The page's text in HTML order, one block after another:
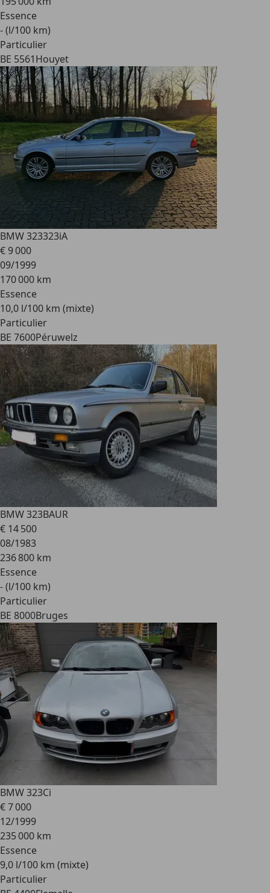
Essence
- (l/100 km)
Particulier
BE 5561Houyet
BMW 323323iA
€ 9 000
09/1999
170 000 km
Essence
10,0 l/100 km (mixte)
Particulier
BE 7600Péruwelz
BMW 323BAUR
€ 14 500
08/1983
236 800 km
Essence
- (l/100 km)
Particulier
BE 8000Bruges
BMW 323Ci
€ 7 000
12/1999
235 000 km
Essence
9,0 l/100 km (mixte)
Particulier